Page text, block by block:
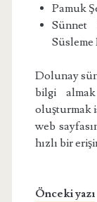
Pamuk
Süsleme
Dolunay
bilgi
oluşturmak
web
hızlı bir
Önceki yazı